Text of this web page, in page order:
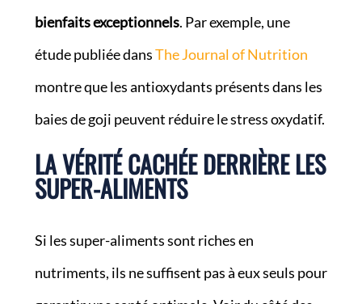
bienfaits exceptionnels. Par exemple, une
étude publiée dansThe Journal of Nutrition
montre que les antioxydants présents dans les
baies de goji peuvent réduire le stress oxydatif.
LA VÉRITÉ CACHÉE DERRIÈRE LES
SUPER-ALIMENTS
Si les super-aliments sont riches en
nutriments, ils ne suffisent pas à eux seuls pour